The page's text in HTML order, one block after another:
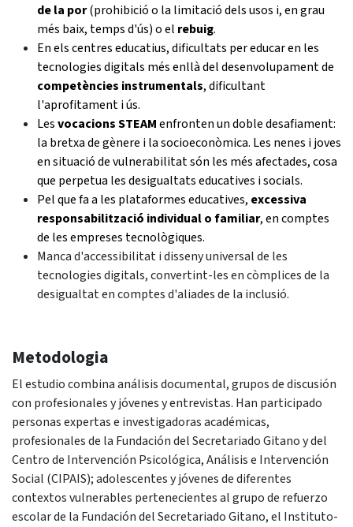
de la por(prohibició o la limitació dels usos i, en grau
més baix, temps d'ús) o el rebuig.
En els centres educatius, dificultats per educar en les
tecnologies digitals més enllà del desenvolupament de
competències instrumentals, dificultant
l'aprofitament i ús.
Lesvocacions STEAMenfronten un doble desafiament:
la bretxa de gènere i la socioeconòmica. Les nenes i joves
en situació de vulnerabilitat són les més afectades, cosa
que perpetua les desigualtats educatives i socials.
Pel que fa a les plataformes educatives, excessiva
responsabilització individual o familiar, en comptes
de les empreses tecnològiques.
Manca d'accessibilitat i disseny universal de les
tecnologies digitals, convertint-les en còmplices de la
desigualtat en comptes d'aliades de la inclusió.
Metodologia
El estudio combina análisis documental, grupos de discusión
con profesionales y jóvenes y entrevistas. Han participado
personas expertas e investigadoras académicas,
profesionales de la Fundación del Secretariado Gitano y del
Centro de Intervención Psicológica, Análisis e Intervención
Social (CIPAIS); adolescentes y jóvenes de diferentes
contextos vulnerables pertenecientes al grupo de refuerzo
escolar de la Fundación del Secretariado Gitano, el Instituto-